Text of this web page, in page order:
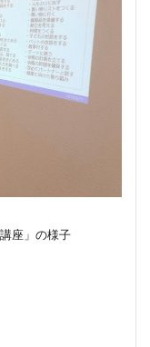
座」の様子